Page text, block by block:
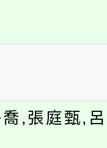
低收入戶
情可洽有
及科技中
習
及科技中
案入校路
專業人
,張庭甄,